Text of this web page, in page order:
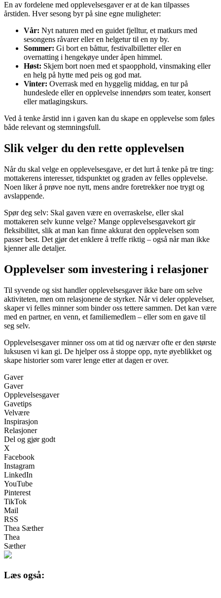
En av fordelene med opplevelsesgaver er at de kan tilpasses
årstiden. Hver sesong byr på sine egne muligheter:
Vår: Nyt naturen med en guidet fjelltur, et matkurs med
sesongens råvarer eller en helgetur til en ny by.
Sommer: Gi bort en båttur, festivalbilletter eller en
overnatting i hengekøye under åpen himmel.
Høst: Skjem bort noen med et spaopphold, vinsmaking eller
en helg på hytte med peis og god mat.
Vinter: Overrask med en hyggelig middag, en tur på
hundeslede eller en opplevelse innendørs som teater, konsert
eller matlagingskurs.
Ved å tenke årstid inn i gaven kan du skape en opplevelse som føles
både relevant og stemningsfull.
Slik velger du den rette opplevelsen
Når du skal velge en opplevelsesgave, er det lurt å tenke på tre ting:
mottakerens interesser, tidspunktet og graden av felles opplevelse.
Noen liker å prøve noe nytt, mens andre foretrekker noe trygt og
avslappende.
Spør deg selv: Skal gaven være en overraskelse, eller skal
mottakeren selv kunne velge? Mange opplevelsesgavekort gir
fleksibilitet, slik at man kan finne akkurat den opplevelsen som
passer best. Det gjør det enklere å treffe riktig – også når man ikke
kjenner alle detaljer.
Opplevelser som investering i relasjoner
Til syvende og sist handler opplevelsesgaver ikke bare om selve
aktiviteten, men om relasjonene de styrker. Når vi deler opplevelser,
skaper vi felles minner som binder oss tettere sammen. Det kan være
med en partner, en venn, et familiemedlem – eller som en gave til
seg selv.
Opplevelsesgaver minner oss om at tid og nærvær ofte er den største
luksusen vi kan gi. De hjelper oss å stoppe opp, nyte øyeblikket og
skape historier som varer lenge etter at dagen er over.
Gaver
Gaver
Opplevelsesgaver
Gavetips
Velvære
Inspirasjon
Relasjoner
Del og gjør godt
X
Facebook
Instagram
LinkedIn
YouTube
Pinterest
TikTok
Mail
RSS
Thea Sæther
Thea
Sæther
Læs også: